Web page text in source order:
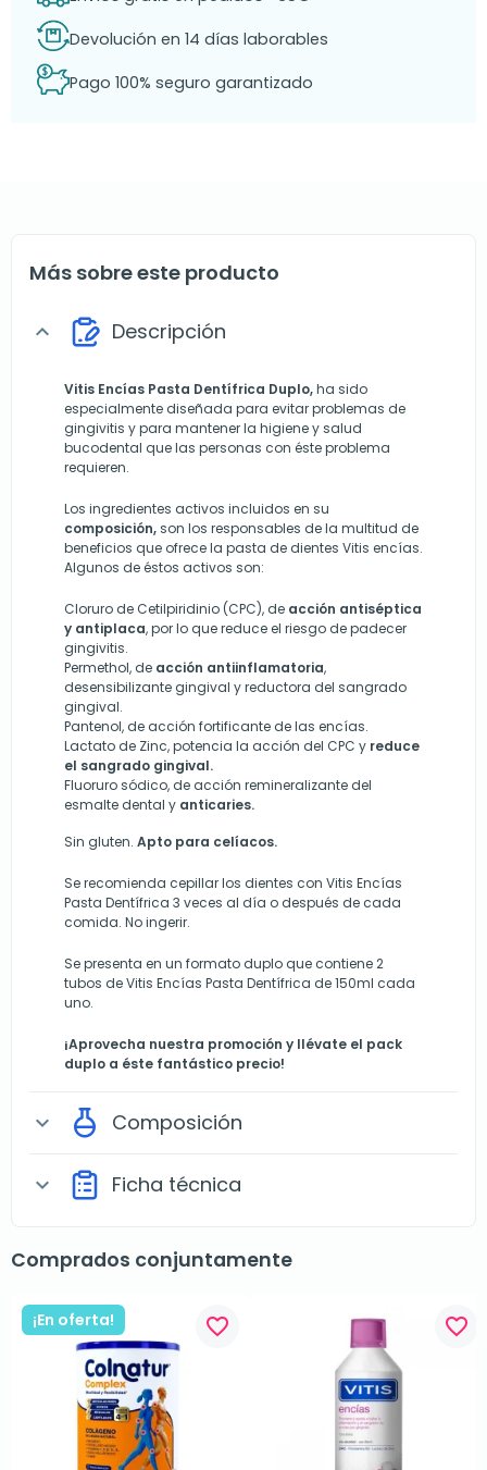
Devolución en 14 días laborables
Pago 100% seguro garantizado
Más sobre este producto
expand_more Descripción
Vitis Encías Pasta Dentífrica Duplo,ha sido
especialmente diseñada para evitar problemas de
gingivitis y para mantener la higiene y salud
bucodental que las personas con éste problema
requieren.
Los ingredientes activos incluidos en su
composición,son los responsables de la multitud de
beneficios que ofrece la pasta de dientes Vitis encías.
Algunos de éstos activos son:
Cloruro de Cetilpiridinio (CPC), de acción antiséptica
y antiplaca, por lo que reduce el riesgo de padecer
gingivitis.
Permethol, de acción antiinflamatoria,
desensibilizante gingival y reductora del sangrado
gingival.
Pantenol, de acción fortificante de las encías.
Lactato de Zinc, potencia la acción del CPC y reduce
el sangrado gingival.
Fluoruro sódico, de acción remineralizante del
esmalte dental y anticaries.
Sin gluten. Apto para celíacos.
Se recomienda cepillar los dientes con Vitis Encías
Pasta Dentífrica 3 veces al día o después de cada
comida. No ingerir.
Se presenta en un formato duplo que contiene 2
tubos de Vitis Encías Pasta Dentífrica de 150ml cada
uno.
¡Aprovecha nuestra promoción y llévate el pack
duplo a éste fantástico precio!
expand_more Composición
expand_more Ficha técnica
Comprados conjuntamente
¡En oferta! favorite_border favorite_border